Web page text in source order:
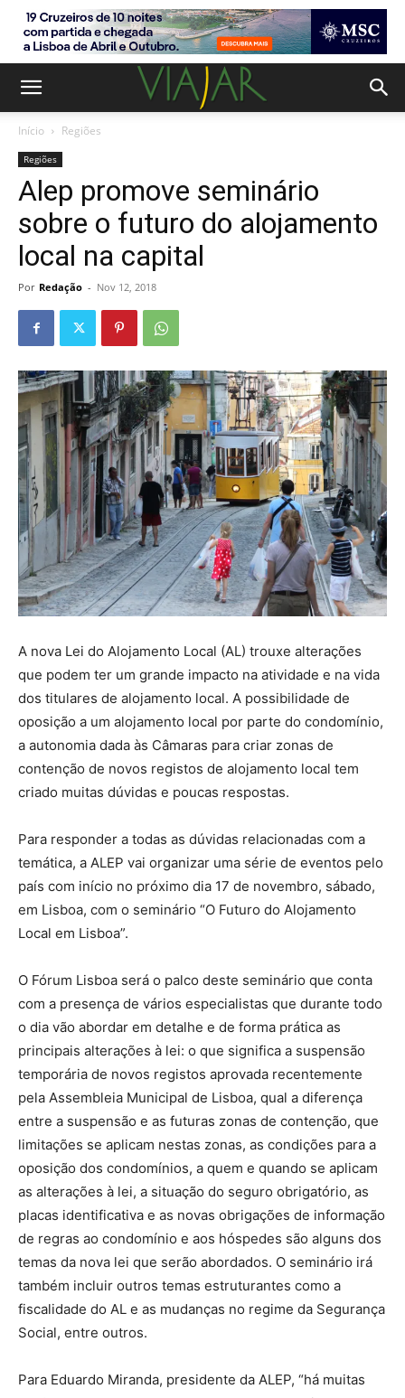
Início Regiões
Regiões
Alep promove seminário
sobre o futuro do alojamento
local na capital
Por Redação - Nov 12, 2018
A nova Lei do Alojamento Local (AL) trouxe alterações
que podem ter um grande impacto na atividade e na vida
dos titulares de alojamento local. A possibilidade de
oposição a um alojamento local por parte do condomínio,
a autonomia dada às Câmaras para criar zonas de
contenção de novos registos de alojamento local tem
criado muitas dúvidas e poucas respostas.
Para responder a todas as dúvidas relacionadas com a
temática, a ALEP vai organizar uma série de eventos pelo
país com início no próximo dia 17 de novembro, sábado,
em Lisboa, com o seminário “O Futuro do Alojamento
Local em Lisboa”.
O Fórum Lisboa será o palco deste seminário que conta
com a presença de vários especialistas que durante todo
o dia vão abordar em detalhe e de forma prática as
principais alterações à lei: o que significa a suspensão
temporária de novos registos aprovada recentemente
pela Assembleia Municipal de Lisboa, qual a diferença
entre a suspensão e as futuras zonas de contenção, que
limitações se aplicam nestas zonas, as condições para a
oposição dos condomínios, a quem e quando se aplicam
as alterações à lei, a situação do seguro obrigatório, as
placas identificativa e as novas obrigações de informação
de regras ao condomínio e aos hóspedes são alguns dos
temas da nova lei que serão abordados. O seminário irá
também incluir outros temas estruturantes como a
fiscalidade do AL e as mudanças no regime da Segurança
Social, entre outros.
Para Eduardo Miranda, presidente da ALEP, “há muitas